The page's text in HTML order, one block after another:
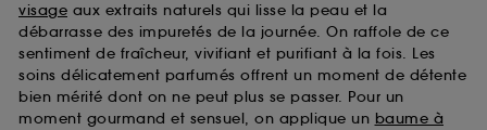
visage aux extraits naturels qui lisse la peau et la
débarrasse des impuretés de la journée. On raffole de ce
sentiment de fraîcheur, vivifiant et purifiant à la fois. Les
soins délicatement parfumés offrent un moment de détente
bien mérité dont on ne peut plus se passer. Pour un
moment gourmand et sensuel, on applique un baume à